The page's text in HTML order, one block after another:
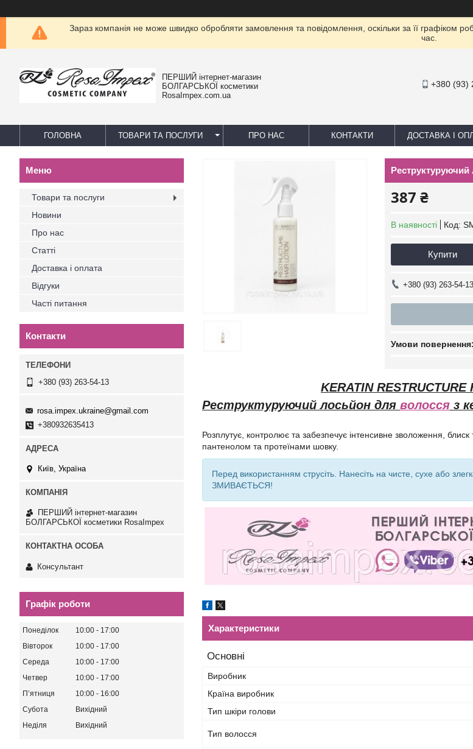
Зараз компанія не може швидко обробляти замовлення та повідомлення, оскільки за її графіком
час.
ПЕРШИЙ інтернет-магазин
БОЛГАРСЬКОЇ косметики
RosaImpex.com.ua
+380 (93)
ГОЛОВНА ТОВАРИ ТА ПОСЛУГИ ПРО НАС КОНТАКТИ ДОСТАВКА І
387 ₴
В наявності Код:
Купити
+380 (93) 263-54-13
KERATIN
Реструктуруючий лосьйон для волосся з
Розплутує, контролює та забезпечує інтенсивне зволоження,
пантенолом та протеїнами шовку.
Перед використанням струсіть. Нанесіть на чисте, сухе або
ЗМИВАЄТЬСЯ!
Характеристики
Основні
Виробник
Країна виробник
Тип шкіри голови
Тип волосся
Товари та послуги
Новини
Про нас
Статті
Доставка і оплата
Відгуки
Часті питання
Контакти
+380 (93) 263-54-13
rosa.impex.ukraine@gmail.com
+380932635413
Київ, Україна
ПЕРШИЙ інтернет-магазин
БОЛГАРСЬКОЇ косметики RosaImpex
Консультант
Графік роботи
Понеділок 10:00
17:00
Вівторок
10:00
17:00
Середа
10:00
17:00
Четвер
10:00
17:00
Пʼятниця
10:00
16:00
Субота
Вихідний
Неділя
Вихідний